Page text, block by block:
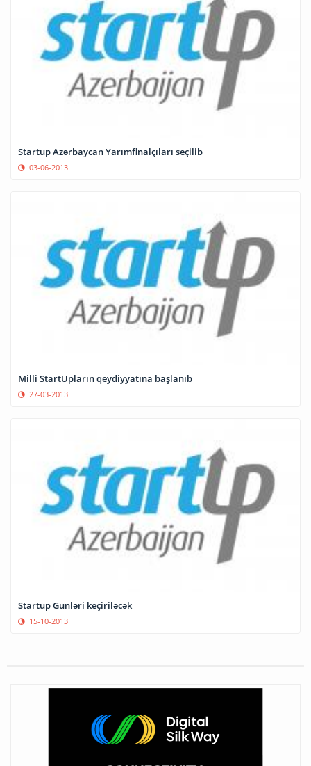
Startup Azərbaycan Yarımfinalçıları seçilib
03-06-2013
Milli StartUpların qeydiyyatına başlanıb
27-03-2013
Startup Günləri keçiriləcək
15-10-2013